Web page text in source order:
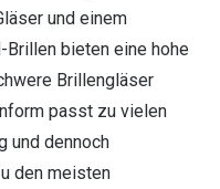
und einem
Brillen bieten eine hohe
Brillengläser
passt zu vielen
und dennoch
den meisten